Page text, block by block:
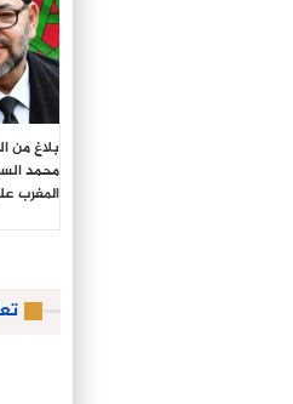
بلاغ من
محمد
المغرب